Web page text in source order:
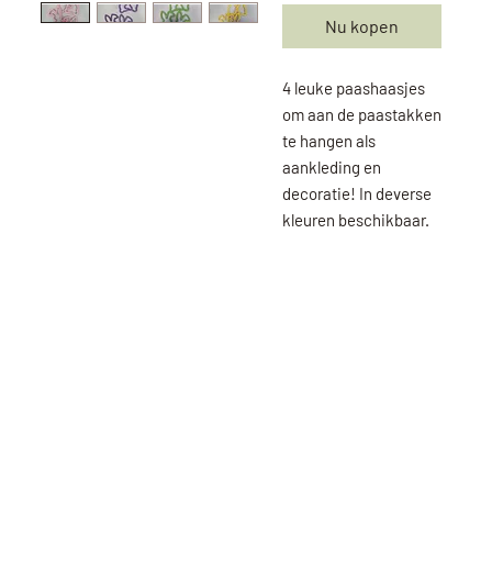
Nu kopen
4 leuke paashaasjes
om aan de paastakken
te hangen als
aankleding en
decoratie! In deverse
kleuren beschikbaar.